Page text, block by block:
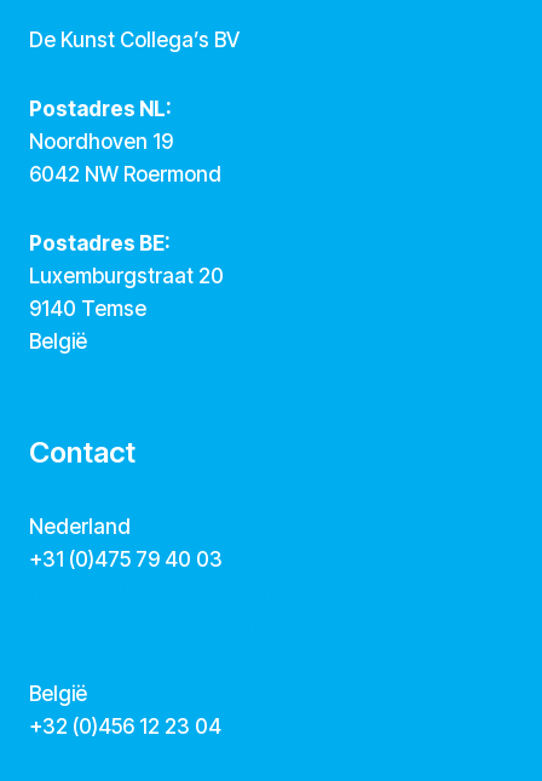
De Kunst Collega’s BV
Postadres NL:
Noordhoven 19
6042 NW Roermond
Postadres BE:
Luxemburgstraat 20
9140 Temse
België
Contact
Nederland
+31 (0)475 79 40 03
België
‭+32 (0)456 12 23 04‬